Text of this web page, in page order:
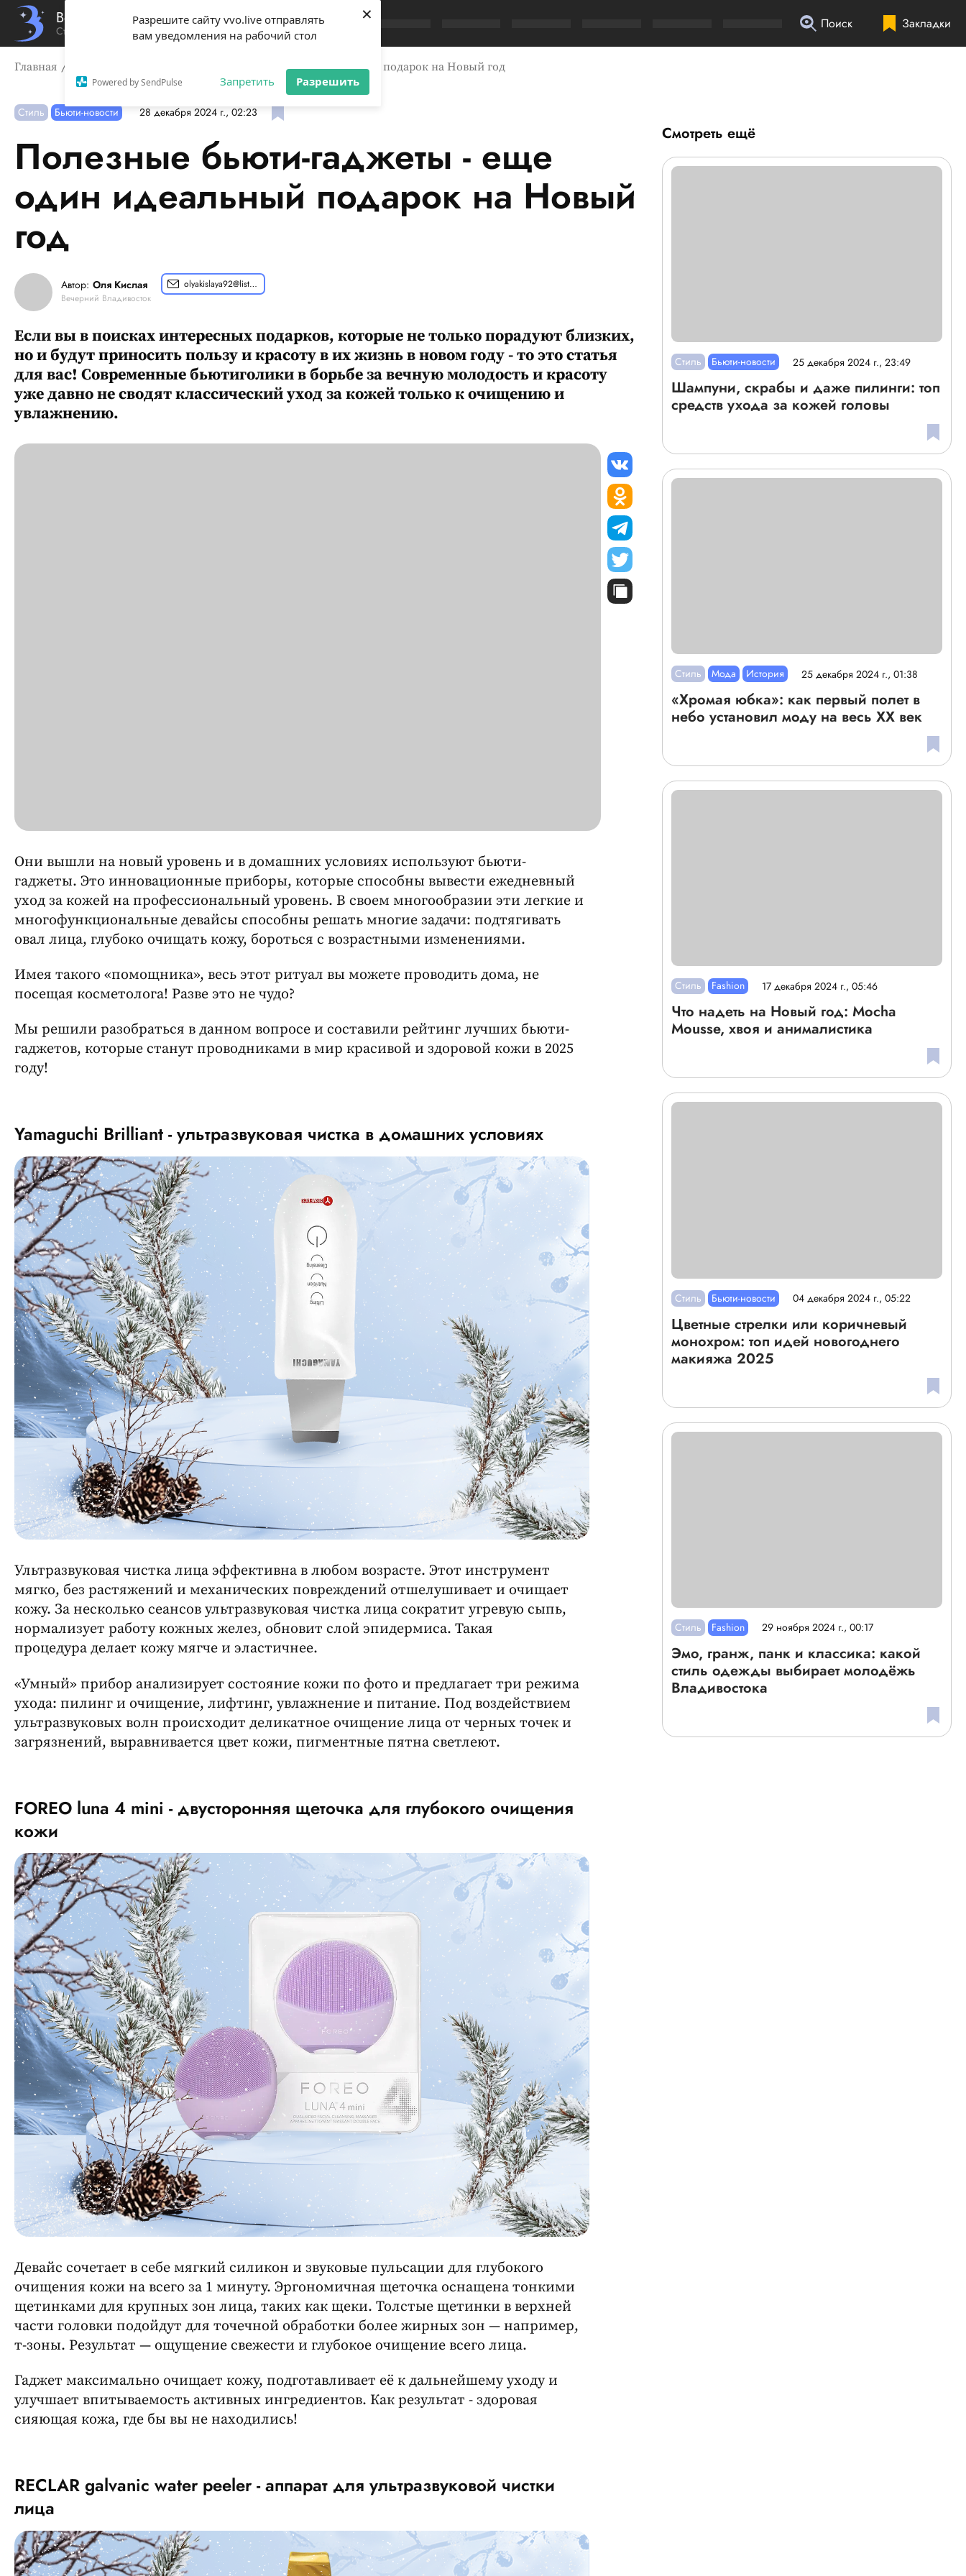
Разрешите сайту vvo.live отправлять
вам уведомления на рабочий стол
Powered by SendPulse Запретить Разрешить
×
Вечерний Владивосток
Стиль жизни твоего города Закладки
Поиск
Главная Полезные бьюти-гаджеты - еще один идеальный подарок на Новый год
Стиль Бьюти-новости 28 декабря 2024 г., 02:23
Полезные бьюти-гаджеты - еще
один идеальный подарок на Новый
год
Автор: Оля Кислая
Вечерний Владивосток
olyakislaya92@list.ru
Если вы в поисках интересных подарков, которые не только порадуют близких,
но и будут приносить пользу и красоту в их жизнь в новом году - то это статья
для вас! Современные бьютиголики в борьбе за вечную молодость и красоту
уже давно не сводят классический уход за кожей только к очищению и
увлажнению.
Они вышли на новый уровень и в домашних условиях используют бьюти-
гаджеты. Это инновационные приборы, которые способны вывести ежедневный
уход за кожей на профессиональный уровень. В своем многообразии эти легкие и
многофункциональные девайсы способны решать многие задачи: подтягивать
овал лица, глубоко очищать кожу, бороться с возрастными изменениями.
Имея такого «помощника», весь этот ритуал вы можете проводить дома, не
посещая косметолога! Разве это не чудо?
Мы решили разобраться в данном вопросе и составили рейтинг лучших бьюти-
гаджетов, которые станут проводниками в мир красивой и здоровой кожи в 2025
году!
Yamaguchi Brilliant - ультразвуковая чистка в домашних условиях
Ультразвуковая чистка лица эффективна в любом возрасте. Этот инструмент
мягко, без растяжений и механических повреждений отшелушивает и очищает
кожу. За несколько сеансов ультразвуковая чистка лица сократит угревую сыпь,
нормализует работу кожных желез, обновит слой эпидермиса. Такая
процедура делает кожу мягче и эластичнее.
«Умный» прибор анализирует состояние кожи по фото и предлагает три режима
ухода: пилинг и очищение, лифтинг, увлажнение и питание. Под воздействием
ультразвуковых волн происходит деликатное очищение лица от черных точек и
загрязнений, выравнивается цвет кожи, пигментные пятна светлеют.
FOREO luna 4 mini - двусторонняя щеточка для глубокого очищения
кожи
Девайс сочетает в себе мягкий силикон и звуковые пульсации для глубокого
очищения кожи на всего за 1 минуту. Эргономичная щеточка оснащена тонкими
щетинками для крупных зон лица, таких как щеки. Толстые щетинки в верхней
части головки подойдут для точечной обработки более жирных зон — например,
т-зоны. Результат — ощущение свежести и глубокое очищение всего лица.
Гаджет максимально очищает кожу, подготавливает её к дальнейшему уходу и
улучшает впитываемость активных ингредиентов. Как результат - здоровая
сияющая кожа, где бы вы не находились!
RECLAR galvanic water peeler - аппарат для ультразвуковой чистки
лица
Смотреть ещё
Стиль Бьюти-новости 25 декабря 2024 г., 23:49
Шампуни, скрабы и даже пилинги: топ
средств ухода за кожей головы
Стиль Мода История 25 декабря 2024 г., 01:38
«Хромая юбка»: как первый полет в
небо установил моду на весь XX век
Стиль Fashion 17 декабря 2024 г., 05:46
Что надеть на Новый год: Mocha
Mousse, хвоя и анималистика
Стиль Бьюти-новости 04 декабря 2024 г., 05:22
Цветные стрелки или коричневый
монохром: топ идей новогоднего
макияжа 2025
Стиль Fashion 29 ноября 2024 г., 00:17
Эмо, гранж, панк и классика: какой
стиль одежды выбирает молодёжь
Владивостока